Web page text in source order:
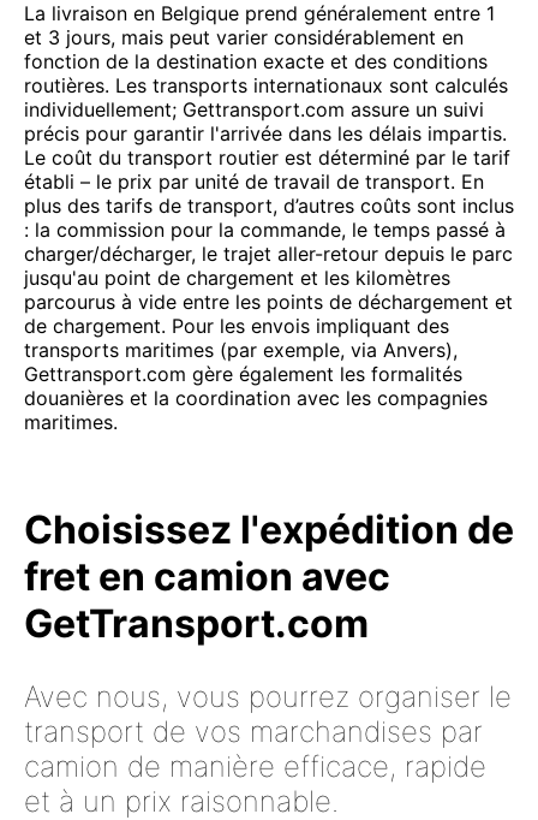
La livraison en Belgique prend généralement entre 1
et 3 jours, mais peut varier considérablement en
fonction de la destination exacte et des conditions
routières. Les transports internationaux sont calculés
individuellement; Gettransport.com assure un suivi
précis pour garantir l'arrivée dans les délais impartis.
Le coût du transport routier est déterminé par le tarif
établi – le prix par unité de travail de transport. En
plus des tarifs de transport, d’autres coûts sont inclus
: la commission pour la commande, le temps passé à
charger/décharger, le trajet aller-retour depuis le parc
jusqu'au point de chargement et les kilomètres
parcourus à vide entre les points de déchargement et
de chargement. Pour les envois impliquant des
transports maritimes (par exemple, via Anvers),
Gettransport.com gère également les formalités
douanières et la coordination avec les compagnies
maritimes.
Choisissez l'expédition de
fret en camion avec
GetTransport.com
Avec nous, vous pourrez organiser le
transport de vos marchandises par
camion de manière efficace, rapide
et à un prix raisonnable.